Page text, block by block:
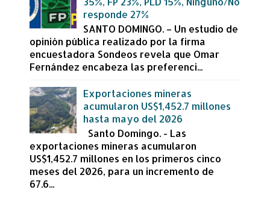
responde 27%
SANTO DOMINGO. – Un estudio de
opinión pública realizado por la firma
encuestadora Sondeos revela que Omar
Fernández encabeza las preferenci...
Exportaciones mineras
acumularon US$1,452.7 millones
hasta mayo del 2026
Santo Domingo. - Las
exportaciones mineras acumularon
US$1,452.7 millones en los primeros cinco
meses del 2026, para un incremento de
67.6...